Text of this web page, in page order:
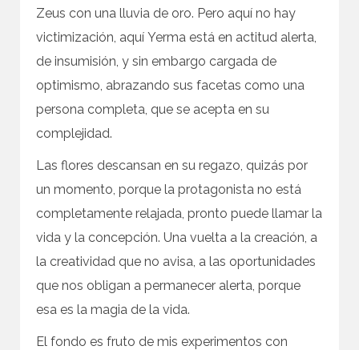
Zeus con una lluvia de oro. Pero aquí no hay
victimización, aquí Yerma está en actitud alerta,
de insumisión, y sin embargo cargada de
optimismo, abrazando sus facetas como una
persona completa, que se acepta en su
complejidad.
Las flores descansan en su regazo, quizás por
un momento, porque la protagonista no está
completamente relajada, pronto puede llamar la
vida y la concepción. Una vuelta a la creación, a
la creatividad que no avisa, a las oportunidades
que nos obligan a permanecer alerta, porque
esa es la magia de la vida.
El fondo es fruto de mis experimentos con